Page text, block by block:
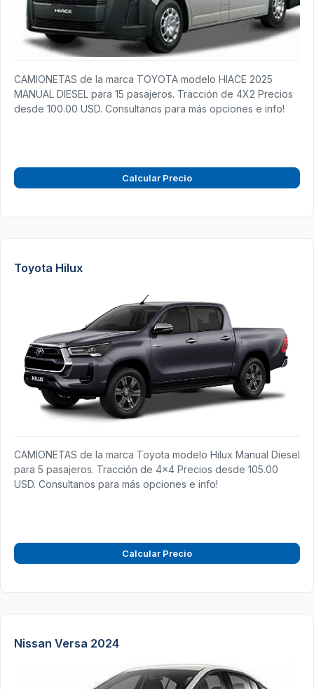
CAMIONETAS de la marca TOYOTA modelo HIACE 2025
MANUAL DIESEL para 15 pasajeros. Tracción de 4X2 Precios
desde 100.00 USD. Consultanos para más opciones e info!
Calcular Precio
Toyota Hilux
CAMIONETAS de la marca Toyota modelo Hilux Manual Diesel
para 5 pasajeros. Tracción de 4x4 Precios desde 105.00
USD. Consultanos para más opciones e info!
Calcular Precio
Nissan Versa 2024